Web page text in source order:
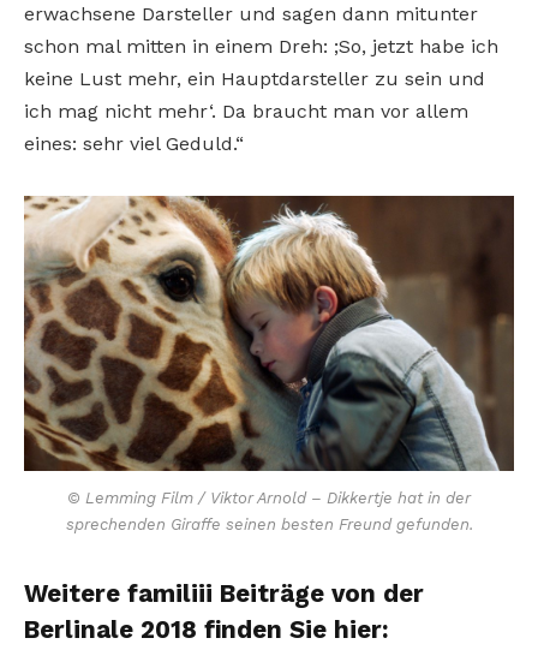
erwachsene Darsteller und sagen dann mitunter
schon mal mitten in einem Dreh: ;So, jetzt habe ich
keine Lust mehr, ein Hauptdarsteller zu sein und
ich mag nicht mehr‘. Da braucht man vor allem
eines: sehr viel Geduld.“
© Lemming Film / Viktor Arnold – Dikkertje hat in der
sprechenden Giraffe seinen besten Freund gefunden.
Weitere familiii Beiträge von der
Berlinale 2018 finden Sie hier: